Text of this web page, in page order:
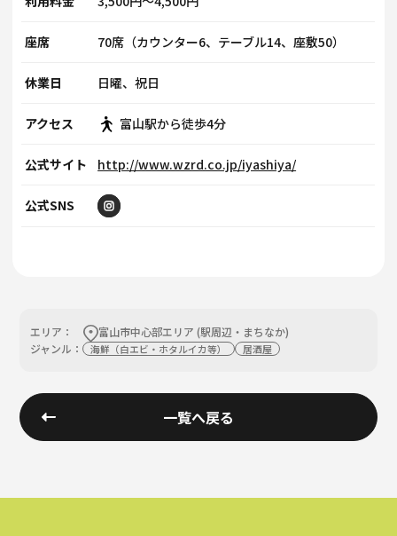
座席 70席（カウンター6、テーブル14、座敷50）
休業日 日曜、祝日
アクセス 富山駅から徒歩4分
公式サイト http://www.wzrd.co.jp/iyashiya/
公式SNS
エリア：
富山市中心部エリア (駅周辺・まちなか)
ジャンル： 海鮮（⽩エビ・ホタルイカ等） 居酒屋
一覧へ戻る